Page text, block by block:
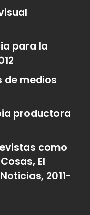
para la
de medios
productora
como
El
2011-